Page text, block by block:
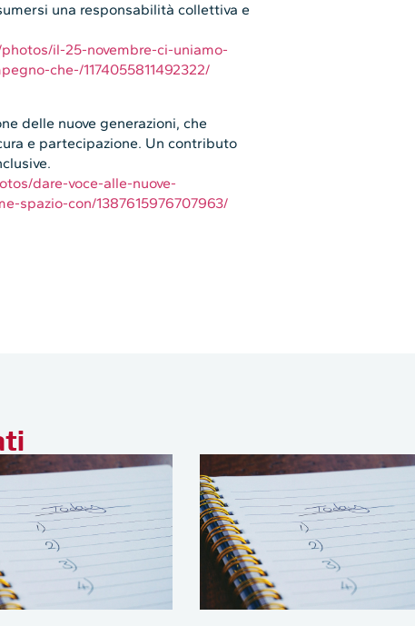
una responsabilità collettiva e
il-25-novembre-ci-uniamo-
che-/1174055811492322/
delle nuove generazioni, che
e partecipazione. Un contributo
dare-voce-alle-nuove-
spazio-con/1387615976707963/